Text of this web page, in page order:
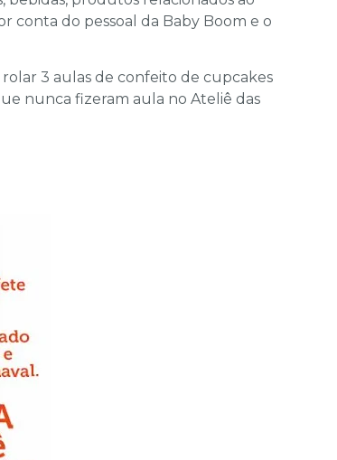
conta do pessoal da Baby Boom e o
rolar 3 aulas de confeito de cupcakes
nunca fizeram aula no Ateliê das